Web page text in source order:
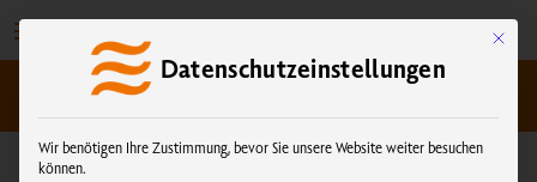
Inhalt
springen
kundenservice@physiotherm.com
Mit
Datenschutzeinstellungen
Wir benötigen Ihre Zustimmung, bevor Sie unsere Website weiter besuchen
können.